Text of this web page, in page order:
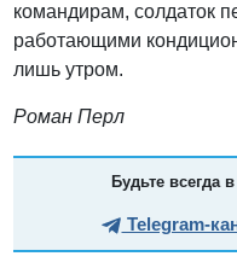
командирам, солдаток
работающими
лишь утром.
Роман Перл
Будьте всегда
Telegram-